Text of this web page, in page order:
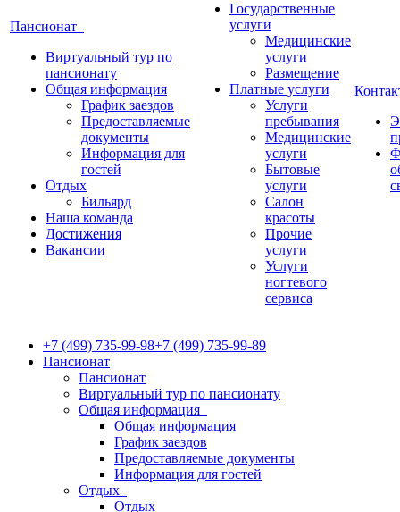
Пансионат
Виртуальный тур по
пансионату
Общая информация
График заездов
Предоставляемые
документы
Информация для
гостей
Отдых
Бильярд
Наша команда
Достижения
Вакансии
Государственные
услуги
Медицинские
услуги
Размещение
Платные услуги
Услуги
пребывания
Медицинские
услуги
Бытовые
услуги
Салон
красоты
Прочие
услуги
Услуги
ногтевого
сервиса
+7 (499) 735-99-98+7 (499) 735-99-89
Пансионат
Пансионат
Виртуальный тур по пансионату
Общая информация
Общая информация
График заездов
Предоставляемые документы
Информация для гостей
Отдых
Отдых